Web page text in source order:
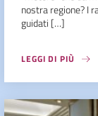
nostra regione? I
guidati […]
LEGGI DI PIÙ